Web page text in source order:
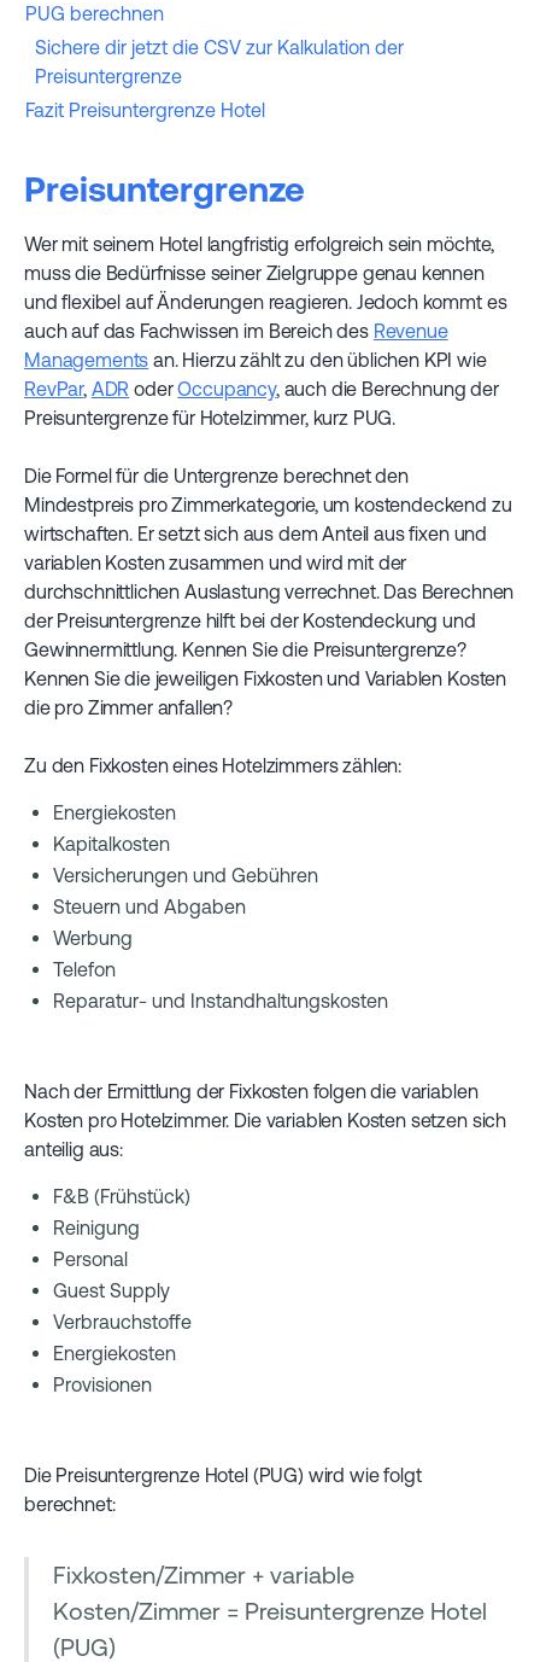
PUG berechnen
Sichere dir jetzt die CSV zur Kalkulation der
Preisuntergrenze
Fazit Preisuntergrenze Hotel
Preisuntergrenze
Wer mit seinem Hotel langfristig erfolgreich sein möchte,
muss die Bedürfnisse seiner Zielgruppe genau kennen
und flexibel auf Änderungen reagieren. Jedoch kommt es
auch auf das Fachwissen im Bereich des Revenue
Managements an. Hierzu zählt zu den üblichen KPI wie
RevPar, ADR oderOccupancy, auch die Berechnung der
Preisuntergrenze für Hotelzimmer, kurz PUG.
Die Formel für die Untergrenze berechnet den
Mindestpreis pro Zimmerkategorie, um kostendeckend zu
wirtschaften. Er setzt sich aus dem Anteil aus fixen und
variablen Kosten zusammen und wird mit der
durchschnittlichen Auslastung verrechnet. Das Berechnen
der Preisuntergrenze hilft bei der Kostendeckung und
Gewinnermittlung. Kennen Sie die Preisuntergrenze?
Kennen Sie die jeweiligen Fixkosten und Variablen Kosten
die pro Zimmer anfallen?
Zu den Fixkosten eines Hotelzimmers zählen:
Energiekosten
Kapitalkosten
Versicherungen und Gebühren
Steuern und Abgaben
Werbung
Telefon
Reparatur- und Instandhaltungskosten
Nach der Ermittlung der Fixkosten folgen die variablen
Kosten pro Hotelzimmer. Die variablen Kosten setzen sich
anteilig aus:
F&B (Frühstück)
Reinigung
Personal
Guest Supply
Verbrauchstoffe
Energiekosten
Provisionen
Die Preisuntergrenze Hotel (PUG) wird wie folgt
berechnet:
Fixkosten/Zimmer + variable
Kosten/Zimmer = Preisuntergrenze Hotel
(PUG)